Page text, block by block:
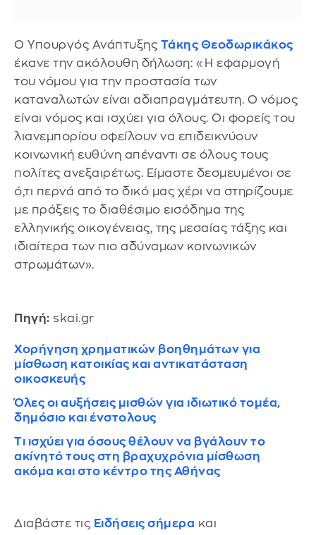
Ο Υπουργός Ανάπτυξης Τάκης Θεοδωρικάκος
έκανε την ακόλουθη δήλωση: «Η εφαρμογή
του νόμου για την προστασία των
καταναλωτών είναι αδιαπραγμάτευτη. Ο νόμος
είναι νόμος και ισχύει για όλους. Οι φορείς του
λιανεμπορίου οφείλουν να επιδεικνύουν
κοινωνική ευθύνη απέναντι σε όλους τους
πολίτες ανεξαιρέτως. Είμαστε δεσμευμένοι σε
ό,τι περνά από το δικό μας χέρι να στηρίζουμε
με πράξεις το διαθέσιμο εισόδημα της
ελληνικής οικογένειας, της μεσαίας τάξης και
ιδιαίτερα των πιο αδύναμων κοινωνικών
στρωμάτων».
Πηγή: skai.gr
Χορήγηση χρηματικών βοηθημάτων για
μίσθωση κατοικίας και αντικατάσταση
οικοσκευής
Όλες οι αυξήσεις μισθών για ιδιωτικό τομέα,
δημόσιο και ένστολους
Τι ισχύει για όσους θέλουν να βγάλουν το
ακίνητό τους στη βραχυχρόνια μίσθωση
ακόμα και στο κέντρο της Αθήνας
Διαβάστε τις Ειδήσεις σήμερα και